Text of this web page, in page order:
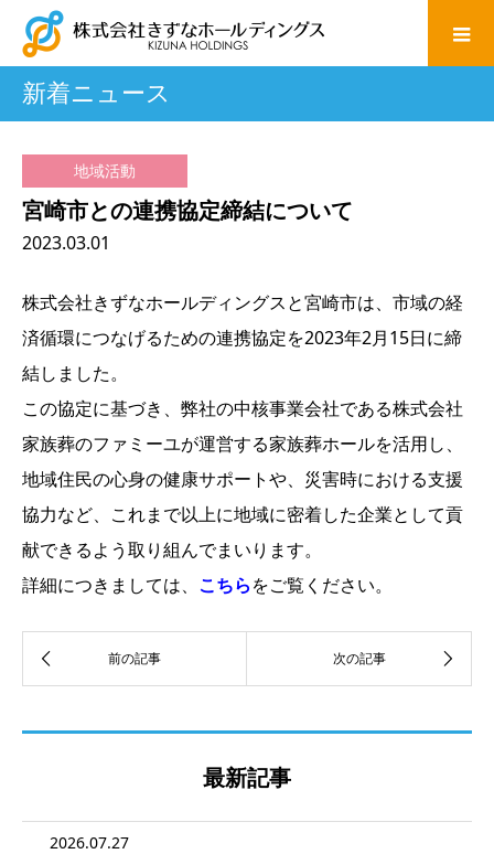
新着ニュース
地域活動
宮崎市との連携協定締結について
2023.03.01
株式会社きずなホールディングスと宮崎市は、市域の経
済循環につなげるための連携協定を2023年2月15日に締
結しました。
この協定に基づき、弊社の中核事業会社である株式会社
家族葬のファミーユが運営する家族葬ホールを活用し、
地域住民の心身の健康サポートや、災害時における支援
協力など、これまで以上に地域に密着した企業として貢
献できるよう取り組んでまいります。
詳細につきましては、 こちらをご覧ください。
最新記事
2026.07.27